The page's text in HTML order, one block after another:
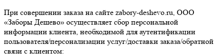
При совершении заказа на сайте zabory-deshevo.ru, ООО
«Заборы Дешево» осуществляет сбор персональной
информации клиента, необходимой для аутентификации
пользователя/персонализации услуг/доставки заказа/обратной
связи с клиентом: